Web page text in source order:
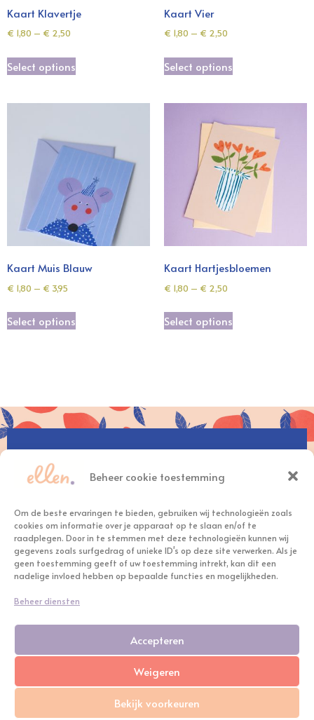
Beheer cookie toestemming
Om de beste ervaringen te bieden, gebruiken wij technologieën zoals
cookies om informatie over je apparaat op te slaan en/of te
raadplegen. Door in te stemmen met deze technologieën kunnen wij
gegevens zoals surfgedrag of unieke ID's op deze site verwerken. Als je
geen toestemming geeft of uw toestemming intrekt, kan dit een
nadelige invloed hebben op bepaalde functies en mogelijkheden.
Beheer diensten
Accepteren
Weigeren
Bekijk voorkeuren
Kaart Klavertje
€ 1,80 – € 2,50
Select options
Kaart Vier
€ 1,80 – € 2,50
Select options
Kaart Muis Blauw
€ 1,80 – € 3,95
Select options
Kaart Hartjesbloemen
€ 1,80 – € 2,50
Select options
+31(0)6 – 30 12 99 11
KVK: 81891134
BTW: NL003617173B81
Privacyverklaring